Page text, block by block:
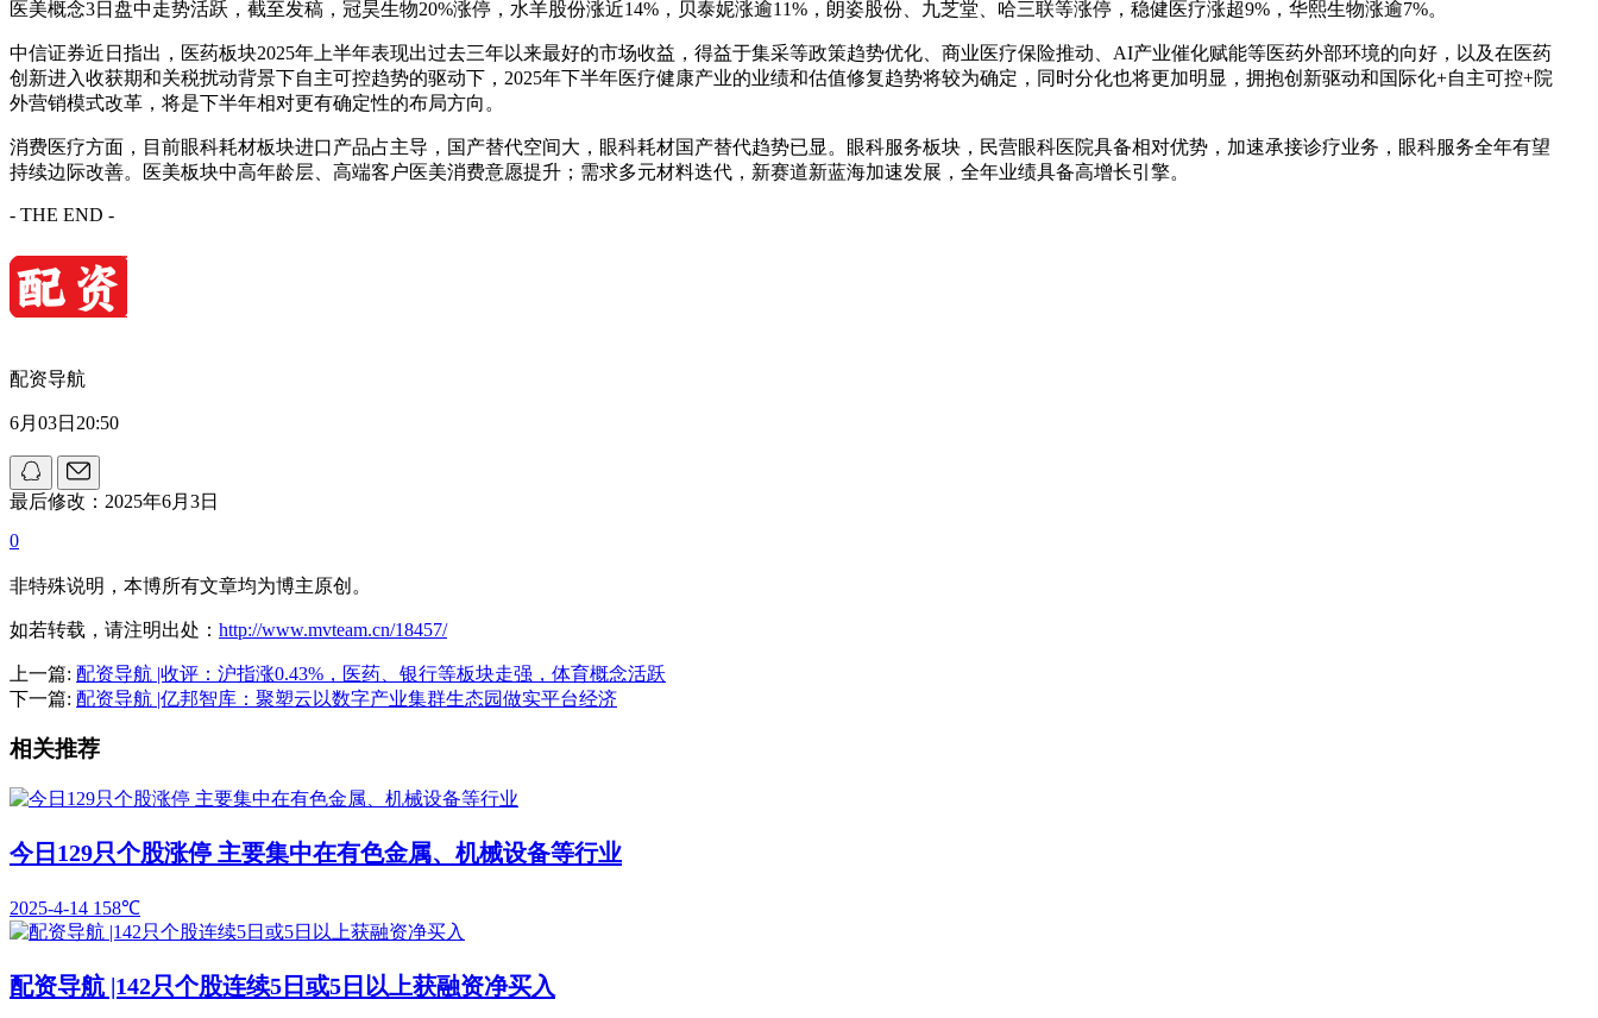
医美概念3日盘中走势活跃，截至发稿，冠昊生物20%涨停，水羊股份涨近14%，贝泰妮涨逾11%，朗姿股份、九芝堂、哈三联等涨停，稳健医疗涨超9%，华熙生物涨逾7%。
中信证券近日指出，医药板块2025年上半年表现出过去三年以来最好的市场收益，得益于集采等政策趋势优化、商业医疗保险推动、AI产业催化赋能等医药外部环境的向好，以及在医药
创新进入收获期和关税扰动背景下自主可控趋势的驱动下，2025年下半年医疗健康产业的业绩和估值修复趋势将较为确定，同时分化也将更加明显，拥抱创新驱动和国际化+自主可控+院
外营销模式改革，将是下半年相对更有确定性的布局方向。
消费医疗方面，目前眼科耗材板块进口产品占主导，国产替代空间大，眼科耗材国产替代趋势已显。眼科服务板块，民营眼科医院具备相对优势，加速承接诊疗业务，眼科服务全年有望
持续边际改善。医美板块中高年龄层、高端客户医美消费意愿提升；需求多元材料迭代，新赛道新蓝海加速发展，全年业绩具备高增长引擎。
- THE END -
配资导航
6月03日20:50
最后修改：2025年6月3日
0
非特殊说明，本博所有文章均为博主原创。
如若转载，请注明出处： http://www.mvteam.cn/18457/
上一篇: 配资导航 |收评：沪指涨0.43%，医药、银行等板块走强，体育概念活跃
下一篇: 配资导航 |亿邦智库：聚塑云以数字产业集群生态园做实平台经济
相关推荐
今日129只个股涨停 主要集中在有色金属、机械设备等行业
2025-4-14 158℃
配资导航 |142只个股连续5日或5日以上获融资净买入